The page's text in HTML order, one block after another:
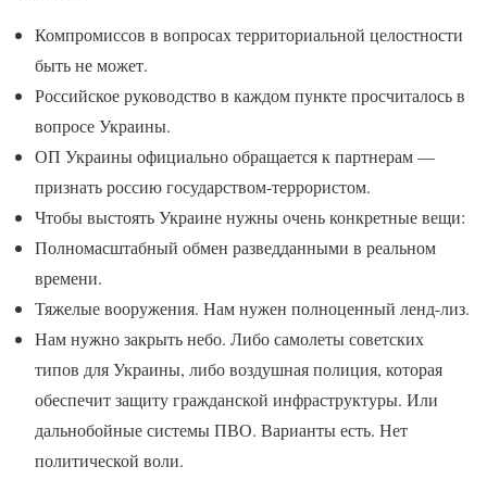
Компромиссов в вопросах территориальной целостности
быть не может.
Российское руководство в каждом пункте просчиталось в
вопросе Украины.
ОП Украины официально обращается к партнерам —
признать россию государством-террористом.
Чтобы выстоять Украине нужны очень конкретные вещи:
Полномасштабный обмен разведданными в реальном
времени.
Тяжелые вооружения. Нам нужен полноценный ленд-лиз.
Нам нужно закрыть небо. Либо самолеты советских
типов для Украины, либо воздушная полиция, которая
обеспечит защиту гражданской инфраструктуры. Или
дальнобойные системы ПВО. Варианты есть. Нет
политической воли.